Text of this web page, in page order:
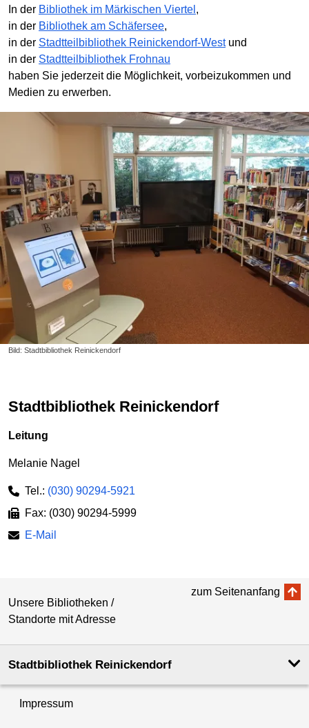
Bild: Stadtbibliothek Reinickendorf
In der Bibliothek im Märkischen Viertel ,
in der Bibliothek am Schäfersee,
in der Stadtteilbibliothek Reinickendorf-Westund
in der Stadtteilbibliothek Frohnau
haben Sie jederzeit die Möglichkeit, vorbeizukommen und
Medien zu erwerben.
Stadtbibliothek Reinickendorf
Leitung
Melanie Nagel
Tel.: (030) 90294-5921
Fax: (030) 90294-5999
E-Mail
Unsere Bibliotheken /
Standorte mit Adresse
zum Seitenanfang
Stadtbibliothek Reinickendorf
Impressum